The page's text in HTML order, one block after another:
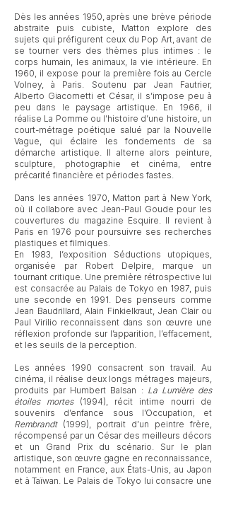
Dès les années 1950, après une brève période
abstraite puis cubiste, Matton explore des
sujets qui préfigurent ceux du Pop Art, avant de
se tourner vers des thèmes plus intimes : le
corps humain, les animaux, la vie intérieure. En
1960, il expose pour la première fois au Cercle
Volney, à Paris. Soutenu par Jean Fautrier,
Alberto Giacometti et César, il s’impose peu à
peu dans le paysage artistique. En 1966, il
réalise La Pomme ou l’histoire d’une histoire, un
court-métrage poétique salué par la Nouvelle
Vague, qui éclaire les fondements de sa
démarche artistique. Il alterne alors peinture,
sculpture, photographie et cinéma, entre
précarité financière et périodes fastes.
Dans les années 1970, Matton part à New York,
où il collabore avec Jean-Paul Goude pour les
couvertures du magazine Esquire. Il revient à
Paris en 1976 pour poursuivre ses recherches
plastiques et filmiques.
En 1983, l’exposition Séductions utopiques,
organisée par Robert Delpire, marque un
tournant critique. Une première rétrospective lui
est consacrée au Palais de Tokyo en 1987, puis
une seconde en 1991. Des penseurs comme
Jean Baudrillard, Alain Finkielkraut, Jean Clair ou
Paul Virilio reconnaissent dans son œuvre une
réflexion profonde sur l’apparition, l’effacement,
et les seuils de la perception.
Les années 1990 consacrent son travail. Au
cinéma, il réalise deux longs métrages majeurs,
produits par Humbert Balsan : La Lumière des
étoiles mortes(1994), récit intime nourri de
souvenirs d’enfance sous l’Occupation, et
Rembrandt (1999), portrait d’un peintre frère,
récompensé par un César des meilleurs décors
et un Grand Prix du scénario. Sur le plan
artistique, son œuvre gagne en reconnaissance,
notamment en France, aux États-Unis, au Japon
et à Taïwan. Le Palais de Tokyo lui consacre une